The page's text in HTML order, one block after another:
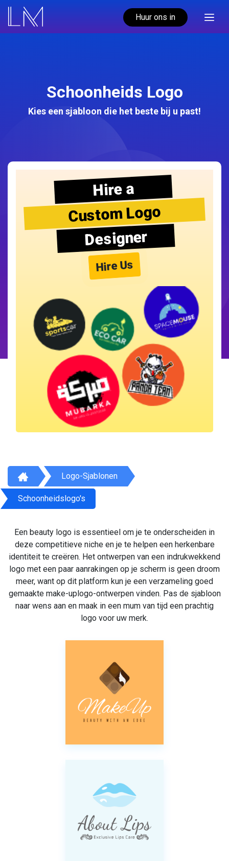
Huur ons in
Schoonheids Logo
Kies een sjabloon die het beste bij u past!
Hire a
Custom Logo
Designer
Hire Us
Logo-Sjablonen
Schoonheidslogo's
Een beauty logo is essentieel om je te onderscheiden in
deze competitieve niche en je te helpen een herkenbare
identiteit te creëren. Het ontwerpen van een indrukwekkend
logo met een paar aanrakingen op je scherm is geen droom
meer, want op dit platform kun je een verzameling goed
gemaakte make-uplogo-ontwerpen vinden. Pas de sjabloon
naar wens aan en maak in een mum van tijd een prachtig
logo voor uw merk.